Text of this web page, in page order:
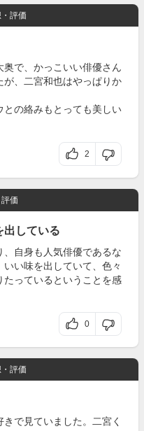
評価
で、かっこいい俳優さん
が、二宮和也はやっぱりか
の絡みもとっても美しい
2
価
出している
自身も人気俳優であるな
い味を出していて、色々
たっているということを感
0
評価
で見ていました。二宮く